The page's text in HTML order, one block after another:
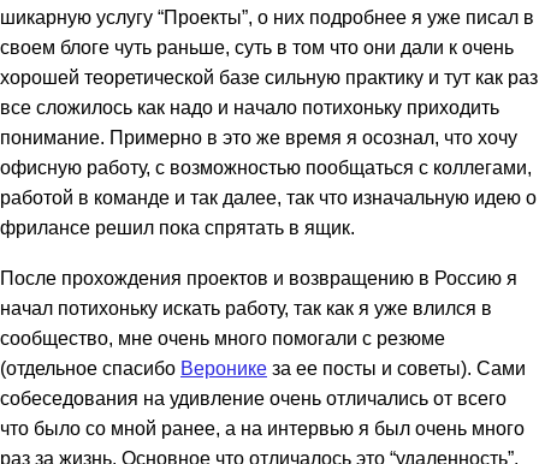
шикарную услугу “Проекты”, о них подробнее я уже писал в
своем блоге чуть раньше, суть в том что они дали к очень
хорошей теоретической базе сильную практику и тут как раз
все сложилось как надо и начало потихоньку приходить
понимание. Примерно в это же время я осознал, что хочу
офисную работу, с возможностью пообщаться с коллегами,
работой в команде и так далее, так что изначальную идею о
фрилансе решил пока спрятать в ящик.
После прохождения проектов и возвращению в Россию я
начал потихоньку искать работу, так как я уже влился в
сообщество, мне очень много помогали с резюме
(отдельное спасибо Веронике за ее посты и советы). Сами
собеседования на удивление очень отличались от всего
что было со мной ранее, а на интервью я был очень много
раз за жизнь. Основное что отличалось это “удаленность”,